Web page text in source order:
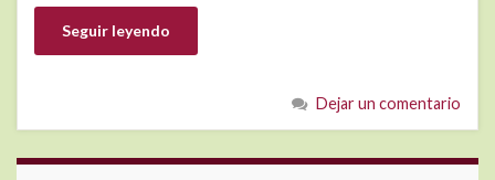
Seguir leyendo
Dejar un comentario